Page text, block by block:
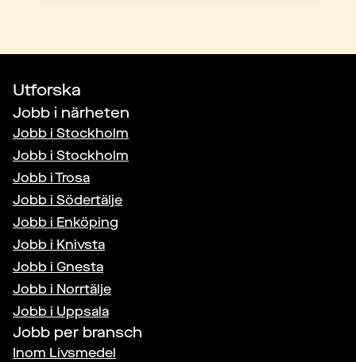
Utforska
Jobb i närheten
Jobb i Stockholm
Jobb i Stockholm
Jobb iTrosa
Jobb i Södertälje
Jobb i Enköping
Jobb i Knivsta
Jobb i Gnesta
Jobb i Norrtälje
Jobb i Uppsala
Jobb per bransch
Inom Livsmedel